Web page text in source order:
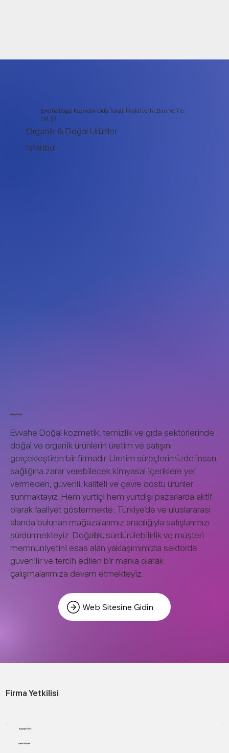
Evvahe Doğal Kozmetik Gıda Tekstil İmalat ve İhr. San. Ve Tic.
Ltd. Şti.
Organik & Doğal Ürünler
İstanbul
Faaliyet Özeti
Evvahe Doğal kozmetik, temizlik ve gıda sektörlerinde
doğal ve organik ürünlerin üretim ve satışını
gerçekleştiren bir firmadır. Üretim süreçlerimizde insan
sağlığına zarar verebilecek kimyasal içeriklere yer
vermeden, güvenli, kaliteli ve çevre dostu ürünler
sunmaktayız. Hem yurtiçi hem yurtdışı pazarlarda aktif
olarak faaliyet göstermekte; Türkiye’de ve uluslararası
alanda bulunan mağazalarımız aracılığıyla satışlarımızı
sürdürmekteyiz. Doğallık, sürdürülebilirlik ve müşteri
memnuniyetini esas alan yaklaşımımızla sektörde
güvenilir ve tercih edilen bir marka olarak
çalışmalarımıza devam etmekteyiz.
Web Sitesine Gidin
Firma Yetkilisi
Ayşegül Uma
Genel Müdür